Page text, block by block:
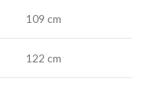
109 cm
122 cm